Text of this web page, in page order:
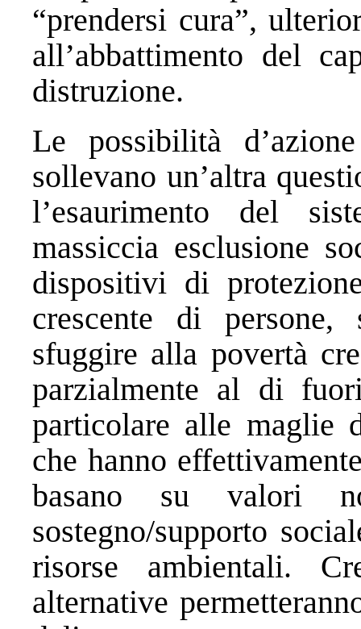
“prendersi cura”,
all’abbattimento del
distruzione.
Le possibilità
sollevano un’altra
l’esaurimento del
massiccia esclusione
dispositivi di
crescente di
sfuggire alla povertà
parzialmente al di
particolare alle maglie
che hanno
basano su valori
sostegno/supporto
risorse ambientali.
alternative